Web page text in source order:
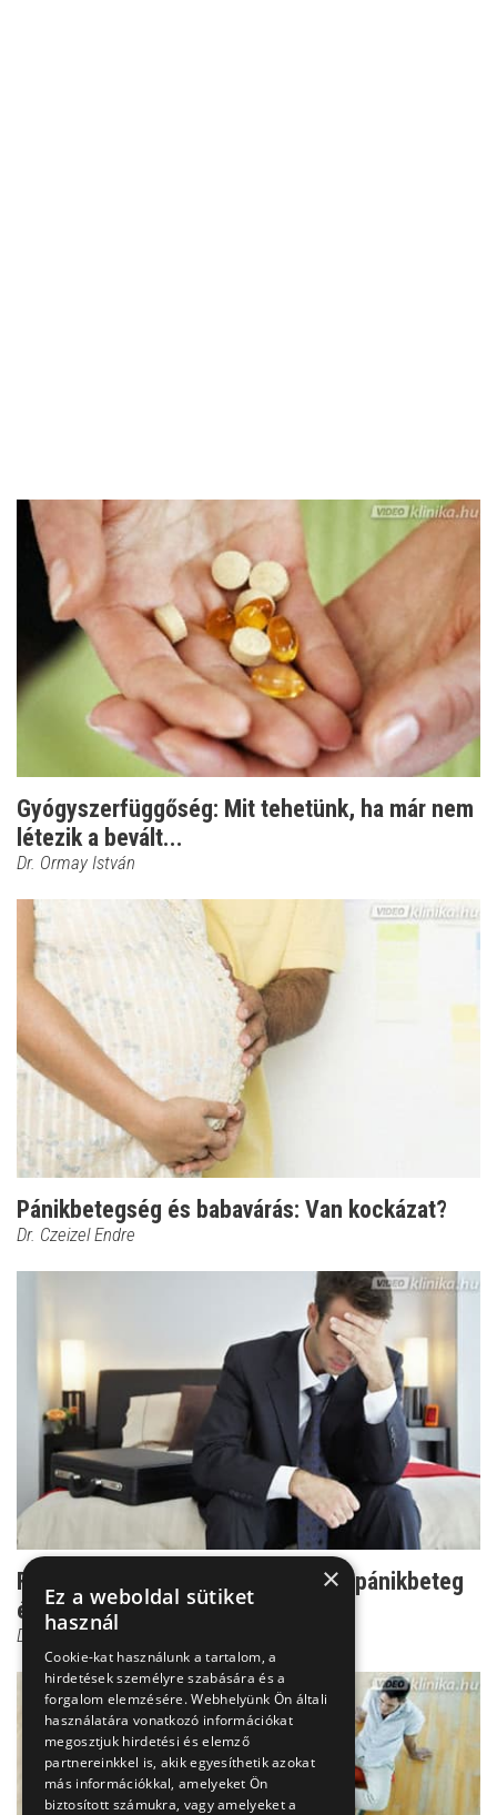
Gyógyszerfüggőség: Mit tehetünk, ha már nem
létezik a bevált...
Dr. Ormay István
Pánikbetegség és babavárás: Van kockázat?
Dr. Czeizel Endre
Felzaklató tünetek - így romlik le a pánikbeteg
életminősége
Dr. Ormay István
×
Ez a weboldal sütiket
használ
Cookie-kat használunk a tartalom, a
hirdetések személyre szabására és a
forgalom elemzésére. Webhelyünk Ön általi
használatára vonatkozó információkat
megosztjuk hirdetési és elemző
partnereinkkel is, akik egyesíthetik azokat
más információkkal, amelyeket Ön
biztosított számukra, vagy amelyeket a